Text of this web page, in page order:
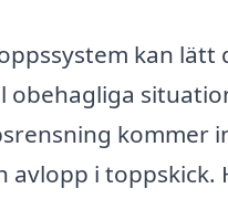
kan lätt
obehagliga
kommer
avlopp i toppskick.